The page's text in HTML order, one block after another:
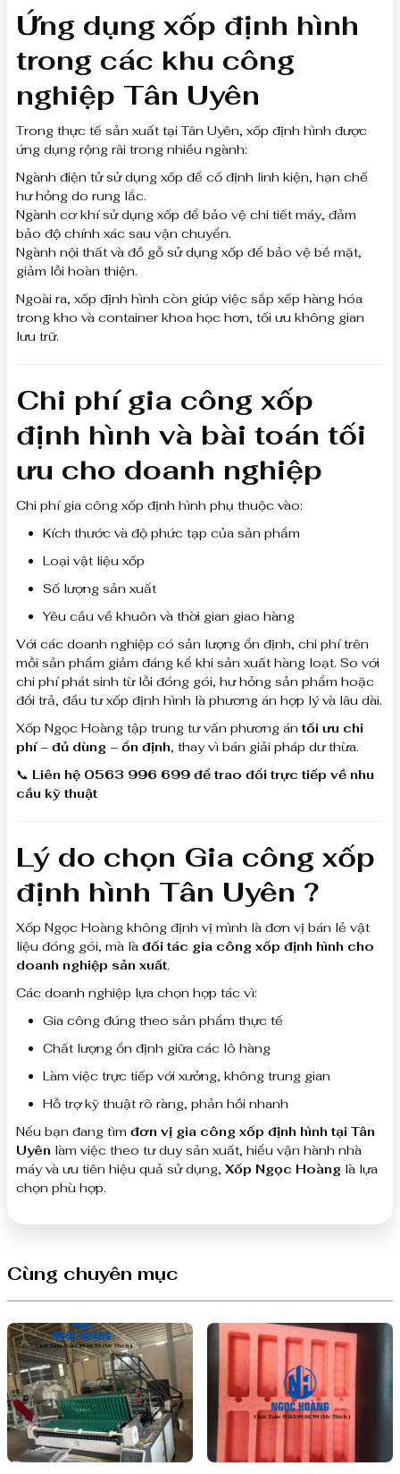
Ứng dụng xốp định hình
trong các khu công
nghiệp Tân Uyên
Trong thực tế sản xuất tại Tân Uyên, xốp định hình được
ứng dụng rộng rãi trong nhiều ngành:
Ngành điện tử sử dụng xốp để cố định linh kiện, hạn chế
hư hỏng do rung lắc.
Ngành cơ khí sử dụng xốp để bảo vệ chi tiết máy, đảm
bảo độ chính xác sau vận chuyển.
Ngành nội thất và đồ gỗ sử dụng xốp để bảo vệ bề mặt,
giảm lỗi hoàn thiện.
Ngoài ra, xốp định hình còn giúp việc sắp xếp hàng hóa
trong kho và container khoa học hơn, tối ưu không gian
lưu trữ.
Chi phí gia công xốp
định hình và bài toán tối
ưu cho doanh nghiệp
Chi phí gia công xốp định hình phụ thuộc vào:
Kích thước và độ phức tạp của sản phẩm
Loại vật liệu xốp
Số lượng sản xuất
Yêu cầu về khuôn và thời gian giao hàng
Với các doanh nghiệp có sản lượng ổn định, chi phí trên
mỗi sản phẩm giảm đáng kể khi sản xuất hàng loạt. So với
chi phí phát sinh từ lỗi đóng gói, hư hỏng sản phẩm hoặc
đổi trả, đầu tư xốp định hình là phương án hợp lý và lâu dài.
Xốp Ngọc Hoàng tập trung tư vấn phương án tối ưu chi
phí – đủ dùng – ổn định, thay vì bán giải pháp dư thừa.
📞 Liên hệ 0563 996 699 để trao đổi trực tiếp về nhu
cầu kỹ thuật
Lý do chọn Gia công xốp
định hình Tân Uyên ?
Xốp Ngọc Hoàng không định vị mình là đơn vị bán lẻ vật
liệu đóng gói, mà là đối tác gia công xốp định hình cho
doanh nghiệp sản xuất.
Các doanh nghiệp lựa chọn hợp tác vì:
Gia công đúng theo sản phẩm thực tế
Chất lượng ổn định giữa các lô hàng
Làm việc trực tiếp với xưởng, không trung gian
Hỗ trợ kỹ thuật rõ ràng, phản hồi nhanh
Nếu bạn đang tìm đơn vị gia công xốp định hình tại Tân
Uyên làm việc theo tư duy sản xuất, hiểu vận hành nhà
máy và ưu tiên hiệu quả sử dụng, Xốp Ngọc Hoàng là lựa
chọn phù hợp.
Cùng chuyên mục